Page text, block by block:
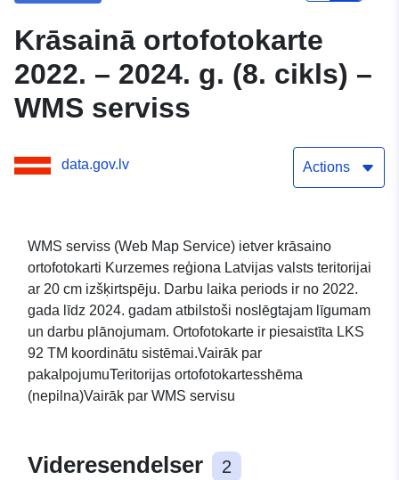
Krāsainā ortofotokarte
2022. – 2024. g. (8. cikls) –
WMS serviss
data.gov.lv Actions
WMS serviss (Web Map Service) ietver krāsaino
ortofotokarti Kurzemes reģiona Latvijas valsts teritorijai
ar 20 cm izšķirtspēju. Darbu laika periods ir no 2022.
gada līdz 2024. gadam atbilstoši noslēgtajam līgumam
un darbu plānojumam. Ortofotokarte ir piesaistīta LKS
92 TM koordinātu sistēmai.Vairāk par
pakalpojumuTeritorijas ortofotokartesshēma
(nepilna)Vairāk par WMS servisu
Videresendelser 2